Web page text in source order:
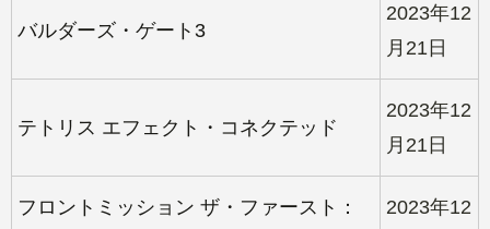
バルダーズ・ゲート3
2023年12
月21日
テトリス エフェクト・コネクテッド
2023年12
月21日
フロントミッション ザ・ファースト：
2023年12